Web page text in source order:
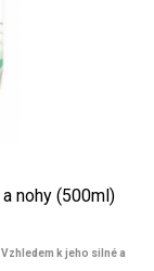
nohy (500ml)
k jeho silné a